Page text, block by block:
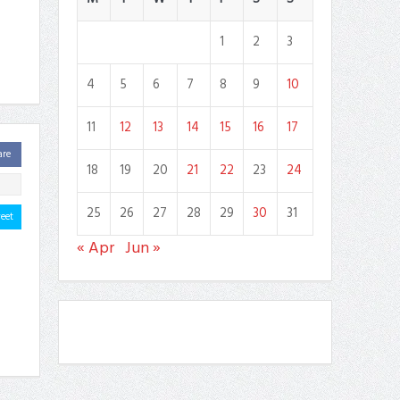
1
2
3
4
5 6 7 8 9
10
11
12 13 14 15 16
17
18
19 20 21 22 23
24
25
26 27 28 29 30 31
« Apr Jun »